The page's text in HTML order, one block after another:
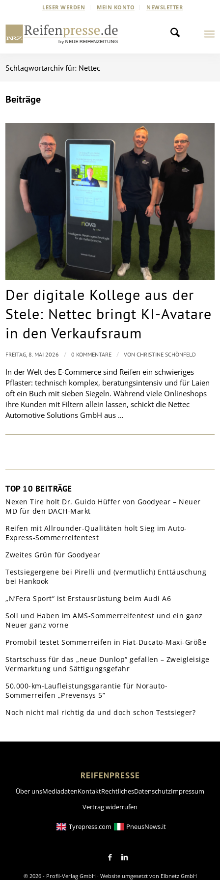
LESER WERDEN MEIN KONTO NEWSLETTER
Schlagwortarchiv für: Nettec
Beiträge
Der digitale Kollege aus der
Stele: Nettec bringt KI-Avatare
in den Verkaufsraum
In der Welt des E-Commerce sind Reifen ein schwieriges
Pflaster: technisch komplex, beratungsintensiv und für Laien
oft ein Buch mit sieben Siegeln. Während viele Onlineshops
ihre Kunden mit Filtern allein lassen, schickt die Nettec
Automotive Solutions GmbH aus …
FREITAG, 8. MAI 2026 / 0 KOMMENTARE / VONCHRISTINE SCHÖNFELD
TOP 10 BEITRÄGE
Nexen Tire holt Dr. Guido Hüffer von Goodyear – Neuer
MD für den DACH-Markt
Reifen mit Allrounder-Qualitäten holt Sieg im Auto-
Express-Sommerreifentest
Zweites Grün für Goodyear
Testsiegergene bei Pirelli und (vermutlich) Enttäuschung
bei Hankook
„N’Fera Sport“ ist Erstausrüstung beim Audi A6
Soll und Haben im AMS-Sommerreifentest und ein ganz
Neuer ganz vorne
Promobil testet Sommerreifen in Fiat-Ducato-Maxi-Größe
Startschuss für das „neue Dunlop“ gefallen – Zweigleisige
Vermarktung und Sättigungsgefahr
50.000-km-Laufleistungsgarantie für Norauto-
Sommerreifen „Prevensys 5”
Noch nicht mal richtig da und doch schon Testsieger?
REIFENPRESSE
Über unsMediadatenKontaktRechtlichesDatenschutzImpressum
Vertrag widerrufen
Tyrepress.com PneusNews.it
© 2026 - Profil-Verlag GmbH · Website umgesetzt von Elbnetz GmbH